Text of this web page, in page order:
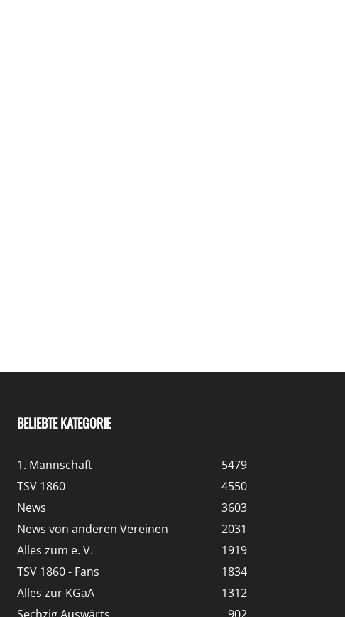
BELIEBTE KATEGORIE
1. Mannschaft
5479
TSV 1860
4550
News
3603
News von anderen Vereinen
2031
Alles zum e. V.
1919
TSV 1860 - Fans
1834
Alles zur KGaA
1312